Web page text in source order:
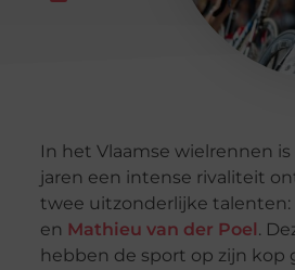
In het Vlaamse wielrennen
jaren een intense rivaliteit
twee uitzonderlijke talenten:
en Mathieu van der Poel .
hebben de sport op zijn kop